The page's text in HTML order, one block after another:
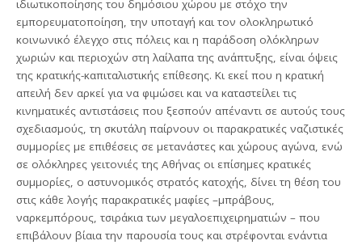
ιδιωτικοποίησης του δημόσιου χώρου με στόχο την
εμπορευματοποίηση, την υποταγή και τον ολοκληρωτικό
κοινωνικό έλεγχο στις πόλεις και η παράδοση ολόκληρων
χωριών και περιοχών στη λαίλαπα της ανάπτυξης, είναι όψεις
της κρατικής-καπιταλιστικής επίθεσης. Κι εκεί που η κρατική
απειλή δεν αρκεί για να φιμώσει και να καταστείλει τις
κινηματικές αντιστάσεις που ξεσπούν απέναντι σε αυτούς τους
σχεδιασμούς, τη σκυτάλη παίρνουν οι παρακρατικές ναζιστικές
συμμορίες με επιθέσεις σε μετανάστες και χώρους αγώνα, ενώ
σε ολόκληρες γειτονιές της Αθήνας οι επίσημες κρατικές
συμμορίες, ο αστυνομικός στρατός κατοχής, δίνει τη θέση του
στις κάθε λογής παρακρατικές μαφίες –μπράβους,
ναρκεμπόρους, τσιράκια των μεγαλοεπιχειρηματιών – που
επιβάλουν βίαια την παρουσία τους και στρέφονται ενάντια